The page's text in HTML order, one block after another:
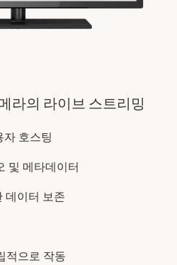
라의 라이브 스트리밍
호스팅
및 메타데이터
데이터 보존
적으로 작동